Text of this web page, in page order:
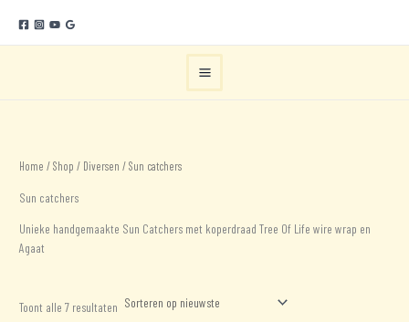
naar
de
Home /Shop / Diversen / Sun catchers
Sun catchers
Unieke handgemaakte Sun Catchers met koperdraad Tree Of Life wire wrap en
Agaat
Toont alle 7 resultaten Gesorteerd